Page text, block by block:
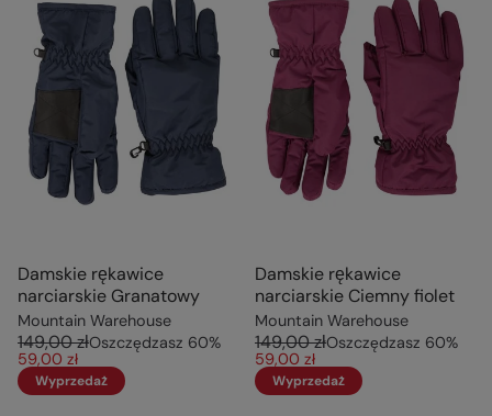
Damskie rękawice
narciarskie Granatowy
Mountain Warehouse
149,00 złOszczędzasz 60%
59,00 zł
Wyprzedaż
Damskie rękawice
narciarskie Ciemny fiolet
Mountain Warehouse
149,00 złOszczędzasz 60%
59,00 zł
Wyprzedaż